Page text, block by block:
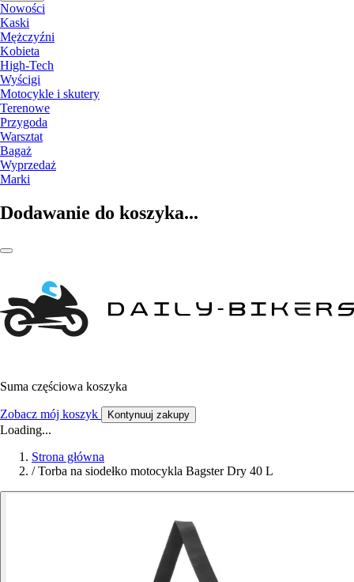
Nowości
Kaski
Mężczyźni
Kobieta
High-Tech
Wyścigi
Motocykle i skutery
Terenowe
Przygoda
Warsztat
Bagaż
Wyprzedaż
Marki
Dodawanie do koszyka...
Suma częściowa koszyka
Zobacz mój koszyk Kontynuuj zakupy
Loading...
Strona główna
/ Torba na siodełko motocykla Bagster Dry 40 L